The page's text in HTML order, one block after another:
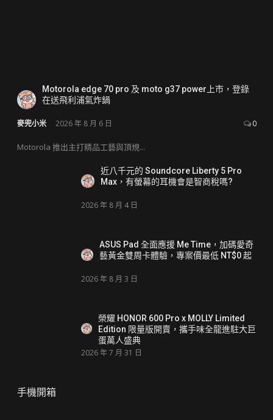
Motorola edge 70 pro 及 moto g37 power上市，登錄
在送飛利浦氣炸鍋
麥兜小米 2026 年 8 月 6 日 0
Motorola 推出主打精品工藝與頂規...
近八千元的 Soundcore Liberty 5 Pro
Max，有螢幕的耳機會是智商稅嗎?
2026 年 8 月 4 日
ASUS Pad 全面應援 Me Time，加碼愛奇
藝黃金雙周卡體驗，專案價最低 NT$0 起
2026 年 8 月 3 日
榮耀 HONOR 600 Pro x MOLLY Limited
Edition 限量版開賣，攜手味全龍進駐大巨
蛋萬人盛典
2026 年 7 月 31 日
手機開箱